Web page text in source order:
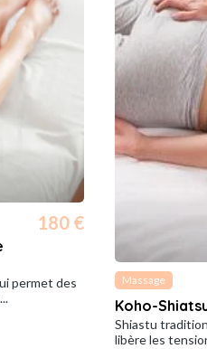
180 €
permet des
Massage
Koho-
Shiastu
libère les